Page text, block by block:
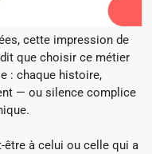
cette impression de
que choisir ce métier
: chaque histoire,
— ou silence complice
être à celui ou celle qui a